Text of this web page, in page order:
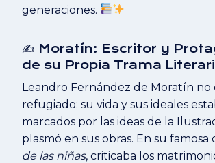
generaciones.
✍️ Moratín: Escritor y
de su Propia Trama
Leandro Fernández de Moratín no
refugiado; su vida y sus ideales
marcados por las ideas de la
plasmó en sus obras. En su famosa
de las niñas, criticaba los